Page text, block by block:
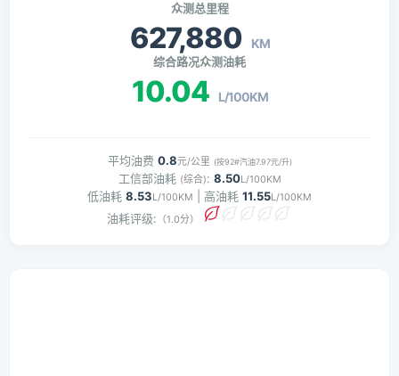
众测总里程
627,880 KM
综合路况众测油耗
10.04 L/100KM
平均油费 0.8元/公里 (按92#汽油7.97元/升)
工信部油耗 (综合): 8.50L/100KM
低油耗 8.53L/100KM | 高油耗 11.55L/100KM
油耗评级: （1.0分）